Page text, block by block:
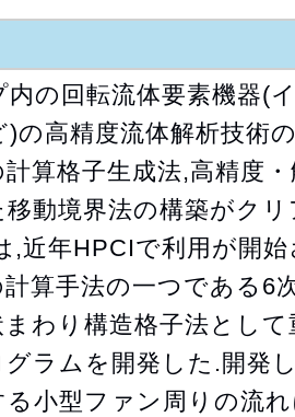
内の回転流体要素機器(
)の高精度流体解析技術
算格子生成法,高精度
動境界法の構築がク
,近年HPCIで利用が開
計算手法の一つである6
わり構造格子法とし
ラムを開発した.開発
る小型ファン周りの流